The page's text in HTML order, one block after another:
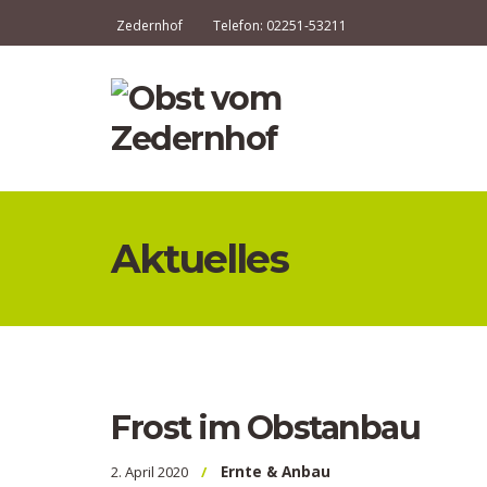
Zedernhof Telefon: 02251-53211
Aktuelles
Frost im Obstanbau
2. April 2020 Ernte & Anbau